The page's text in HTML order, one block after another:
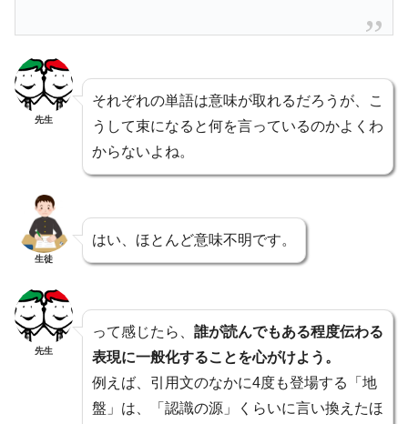
先生
それぞれの単語は意味が取れるだろうが、こ
うして束になると何を言っているのかよくわ
からないよね。
生徒
はい、ほとんど意味不明です。
先生
って感じたら、 誰が読んでもある程度伝わる
表現に一般化することを心がけよう。
例えば、引用文のなかに4度も登場する「地
盤」は、「認識の源」くらいに言い換えたほ